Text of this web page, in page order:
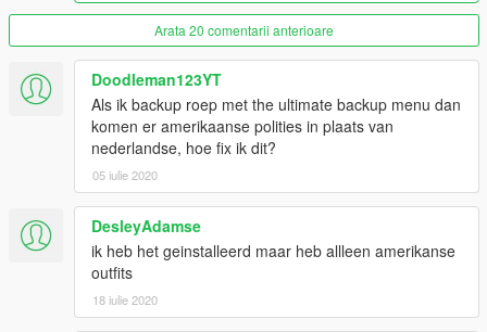
KMAR Steekvest Lang
KMAR Badge
Handhaving (+Pet)
Handhaving Badge (+Pet)
Ambulance
Rijkswaterstaat
Mobiel Medisch Team
Brandweer
Bevelvoerder
Officier van Dienst
Adviseur Gevaarlijke Stoffen
Arata 20 comentarii anterioare
Doodleman123YT
Als ik backup roep met the ultimate backup menu dan
komen er amerikaanse polities in plaats van
nederlandse, hoe fix ik dit?
05 iulie 2020
DesleyAdamse
ik heb het geinstalleerd maar heb allleen amerikanse
outfits
18 iulie 2020